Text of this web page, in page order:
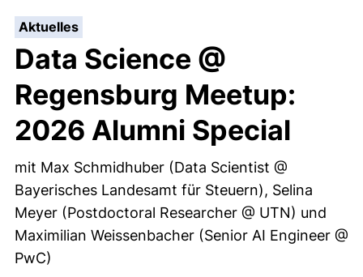
Aktuelles:
Data Science @
Regensburg Meetup:
2026 Alumni Special
mit Max Schmidhuber (Data Scientist @
Bayerisches Landesamt für Steuern), Selina
Meyer (Postdoctoral Researcher @ UTN) und
Maximilian Weissenbacher (Senior AI Engineer @
PwC)